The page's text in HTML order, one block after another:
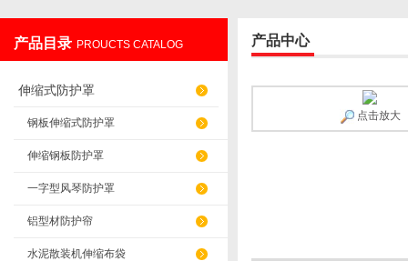
产品目录 PROUCTS CATALOG
伸缩式防护罩
钢板伸缩式防护罩
伸缩钢板防护罩
一字型风琴防护罩
铝型材防护帘
水泥散装机伸缩布袋
产品中心
点击放大